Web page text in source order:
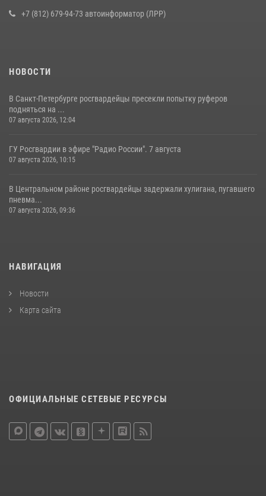
+7 (812) 679-94-73 автоинформатор (ЛРР)
НОВОСТИ
В Санкт-Петербурге росгвардейцы пресекли попытку руферов
подняться на ...
07 августа 2026, 12:04
ГУ Росгвардии в эфире "Радио России". 7 августа
07 августа 2026, 10:15
В Центральном районе росгвардейцы задержали хулигана, пугавшего
пневма...
07 августа 2026, 09:36
НАВИГАЦИЯ
Новости
Карта сайта
ОФИЦИАЛЬНЫЕ СЕТЕВЫЕ РЕСУРСЫ